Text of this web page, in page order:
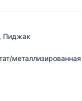
Пиджак
металлизированная